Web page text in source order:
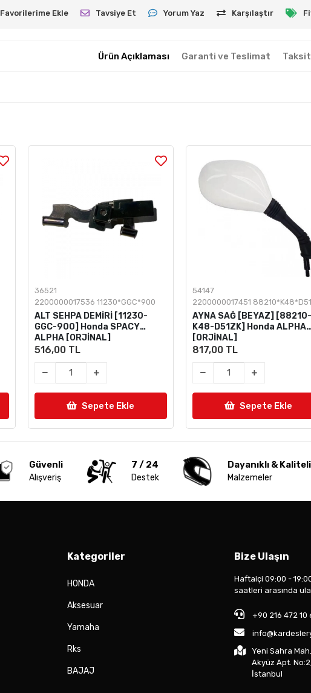
Favorilerime Ekle Tavsiye Et Yorum Yaz Karşılaştır
Ürün Açıklaması Garanti ve Teslimat
36521
2200000017536 11230*GGC*900
ALT SEHPA DEMİRİ [11230-
GGC-900] Honda SPACY
ALPHA [ORJİNAL]
516,00 TL
Sepete Ekle
54147
2200000017451
AYNA SAĞ [BEYAZ] [88210-
K48-D51ZK] Honda ALPHA
[ORJİNAL]
817,00 TL
Sepete Ekle
Güvenli
Alışveriş
7 / 24
Destek
Dayanıklı & Kaliteli
Malzemeler
Kategoriler
HONDA
Aksesuar
Yamaha
Rks
BAJAJ
Bize Ulaşın
Haftaiçi 09:00 -
saatleri arasında
+90 216 472
Yeni Sahra
Akyüz Apt.
İstanbul